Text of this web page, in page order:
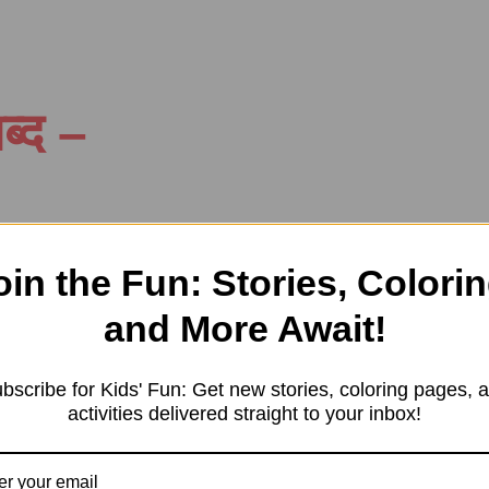
–
पर्यायवाची शब्दों का
the Fun: Stories,
and More Await!
for Kids' Fun: Get new stories, coloring pages,
activities delivered straight to your inbox!